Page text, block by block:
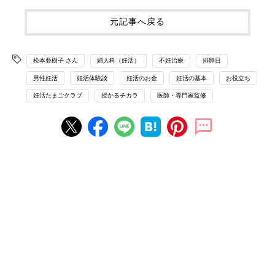
元記事へ戻る
松本亜樹子 さん 婦人科（妊活） 不妊治療 排卵日
男性妊活 妊活体験談 妊活のお金 妊活の基本 お役立ち
妊活たまごクラブ 授かるチカラ 医師・専門家監修